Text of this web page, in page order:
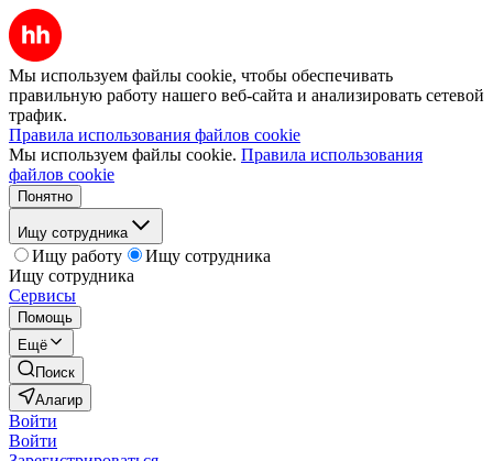
Мы используем файлы cookie, чтобы обеспечивать
правильную работу нашего веб-сайта и анализировать сетевой
трафик.
Правила использования файлов cookie
Мы используем файлы cookie. Правила использования
файлов cookie
Понятно
Ищу сотрудника
Ищу работу
Ищу сотрудника
Ищу сотрудника
Сервисы
Помощь
Ещё
Поиск
Алагир
Войти
Войти